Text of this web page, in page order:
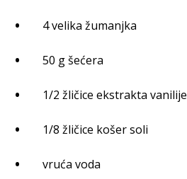
4 velika žumanjka
50 g šećera
1/2 žličice ekstrakta vanilije
1/8 žličice košer soli
vruća voda